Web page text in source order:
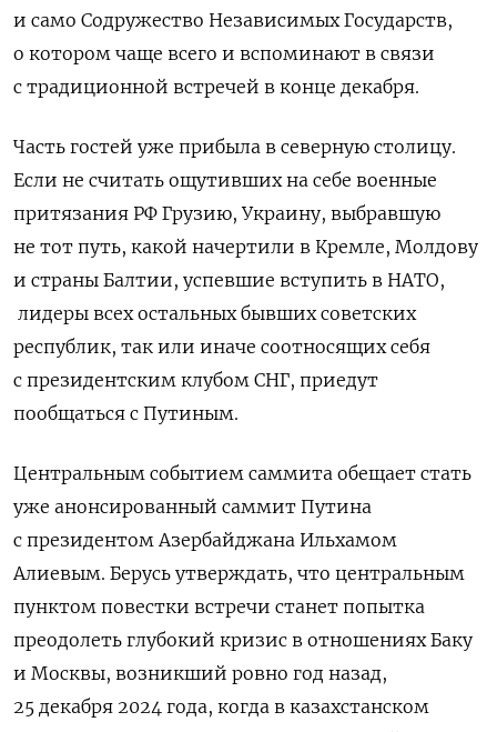
и само Содружество Независимых Государств,
о котором чаще всего и вспоминают в связи
с традиционной встречей в конце декабря.
Часть гостей уже прибыла в северную столицу.
Если не считать ощутивших на себе военные
притязания РФ Грузию, Украину, выбравшую
не тот путь, какой начертили в Кремле, Молдову
и страны Балтии, успевшие вступить в НАТО,
лидеры всех остальных бывших советских
республик, так или иначе соотносящих себя
с президентским клубом СНГ, приедут
пообщаться с Путиным.
Центральным событием саммита обещает стать
уже анонсированный саммит Путина
с президентом Азербайджана Ильхамом
Алиевым. Берусь утверждать, что центральным
пунктом повестки встречи станет попытка
преодолеть глубокий кризис в отношениях Баку
и Москвы, возникший ровно год назад,
25 декабря 2024 года, когда в казахстанском